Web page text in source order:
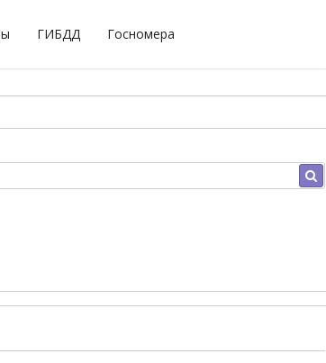
ГИБДД Госномера